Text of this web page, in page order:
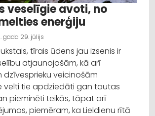
veselīgie avoti, no
enerģiju
gada 29. jūlijs
tīrais ūdens jau izsenis ir
atjaunojošām, kā arī
dzīvesprieku veicinošām
velti tie apdziedāti gan tautas
pieminēti teikās, tāpat arī
piemēram, ka Lieldienu rītā